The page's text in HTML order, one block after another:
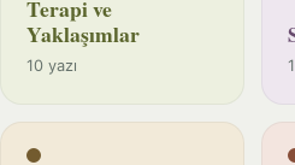
Terapi ve
Yaklaşımlar
10 yazı